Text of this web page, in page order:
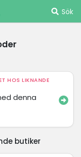
Sök
HOS LIKNANDE
denna
butiker